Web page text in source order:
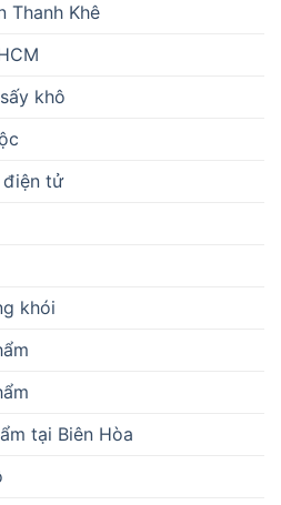
Thanh Khê
khô
điện tử
khói
tại Biên Hòa